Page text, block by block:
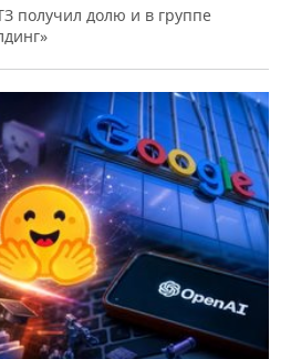
получил долю и в группе